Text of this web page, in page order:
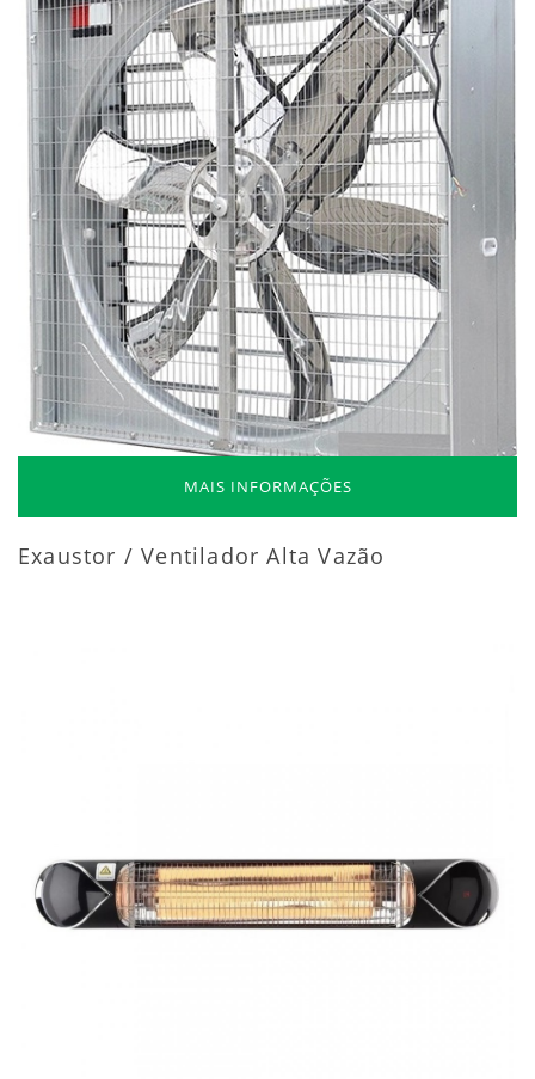
MAIS INFORMAÇÕES
Exaustor / Ventilador Alta Vazão